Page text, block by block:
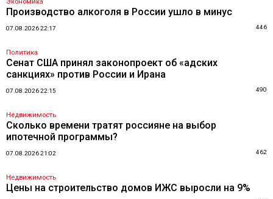
Производство алкоголя в России ушло в минус
07.08.2026 22:17 446
Политика
Сенат США принял законопроект об «адских
санкциях» против России и Ирана
07.08.2026 22:15 490
Недвижимость
Сколько времени тратят россияне на выбор
ипотечной программы?
07.08.2026 21:02 462
Недвижимость
Цены на строительство домов ИЖС выросли на 9%